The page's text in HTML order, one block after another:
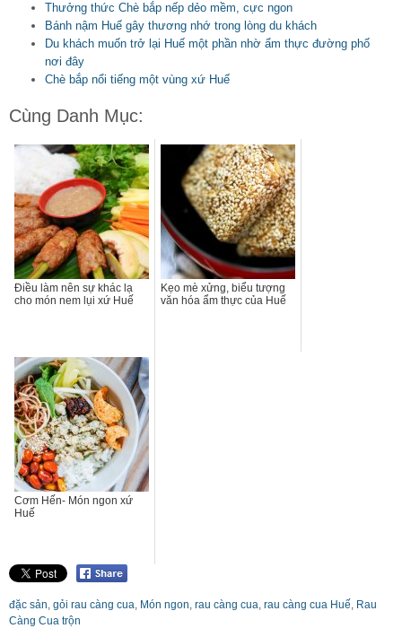
Thưởng thức Chè bắp nếp dẻo mềm, cực ngon
Bánh nậm Huế gây thương nhớ trong lòng du khách
Du khách muốn trở lại Huế một phần nhờ ẩm thực đường phố
nơi đây
Chè bắp nổi tiếng một vùng xứ Huế
Cùng Danh Mục:
Điều làm nên sự khác lạ
cho món nem lụi xứ Huế
Kẹo mè xửng, biểu tượng
văn hóa ẩm thực của Huế
Cơm Hến- Món ngon xứ
Huế
đặc sản gỏi rau càng cua Món ngon rau càng cua rau càng cua Huế Rau
Càng Cua trộn